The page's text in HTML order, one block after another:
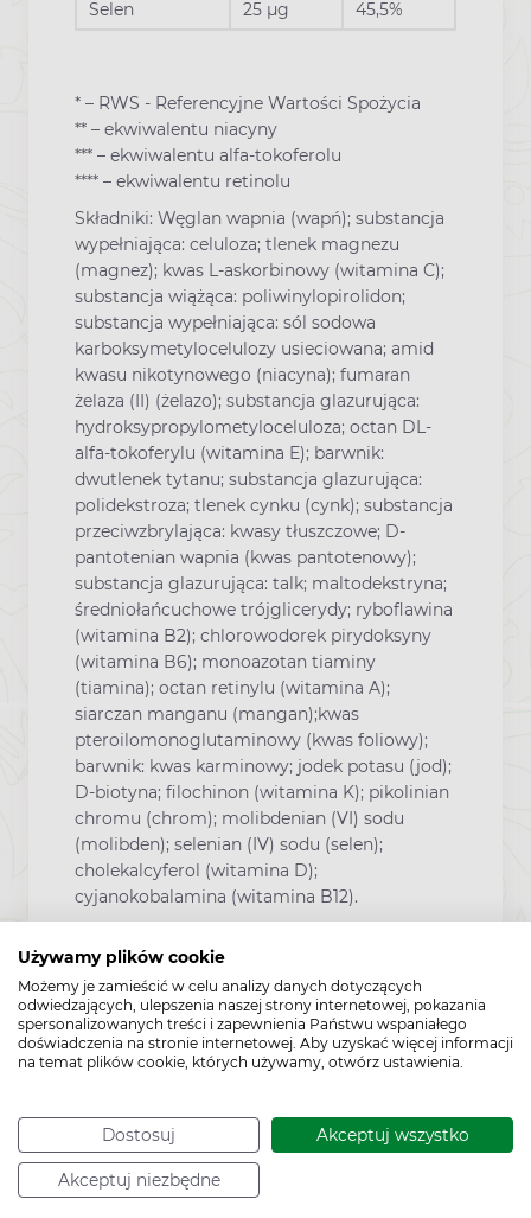
Używamy plików cookie
Możemy je zamieścić w celu analizy danych dotyczących
odwiedzających, ulepszenia naszej strony internetowej, pokazania
spersonalizowanych treści i zapewnienia Państwu wspaniałego
doświadczenia na stronie internetowej. Aby uzyskać więcej informacji
na temat plików cookie, których używamy, otwórz ustawienia.
Dostosuj Akceptuj wszystko
Akceptuj niezbędne
Selen
25 µg 45,5%
* – RWS - Referencyjne Wartości Spożycia
** – ekwiwalentu niacyny
*** – ekwiwalentu alfa-tokoferolu
**** – ekwiwalentu retinolu
Składniki: Węglan wapnia (wapń); substancja
wypełniająca: celuloza; tlenek magnezu
(magnez); kwas L-askorbinowy (witamina C);
substancja wiążąca: poliwinylopirolidon;
substancja wypełniająca: sól sodowa
karboksymetylocelulozy usieciowana; amid
kwasu nikotynowego (niacyna); fumaran
żelaza (II) (żelazo); substancja glazurująca:
hydroksypropylometyloceluloza; octan DL-
alfa-tokoferylu (witamina E); barwnik:
dwutlenek tytanu; substancja glazurująca:
polidekstroza; tlenek cynku (cynk); substancja
przeciwzbrylająca: kwasy tłuszczowe; D-
pantotenian wapnia (kwas pantotenowy);
substancja glazurująca: talk; maltodekstryna;
średniołańcuchowe trójglicerydy; ryboflawina
(witamina B2); chlorowodorek pirydoksyny
(witamina B6); monoazotan tiaminy
(tiamina); octan retinylu (witamina A);
siarczan manganu (mangan);kwas
pteroilomonoglutaminowy (kwas foliowy);
barwnik: kwas karminowy; jodek potasu (jod);
D-biotyna; filochinon (witamina K); pikolinian
chromu (chrom); molibdenian (VI) sodu
(molibden); selenian (IV) sodu (selen);
cholekalcyferol (witamina D);
cyjanokobalamina (witamina B12).
Uwagi do stosowania
zróżnicowanej diety ani zdrowego trybu
życia.
Utrzymanie prawidłowego stanu zdrowia